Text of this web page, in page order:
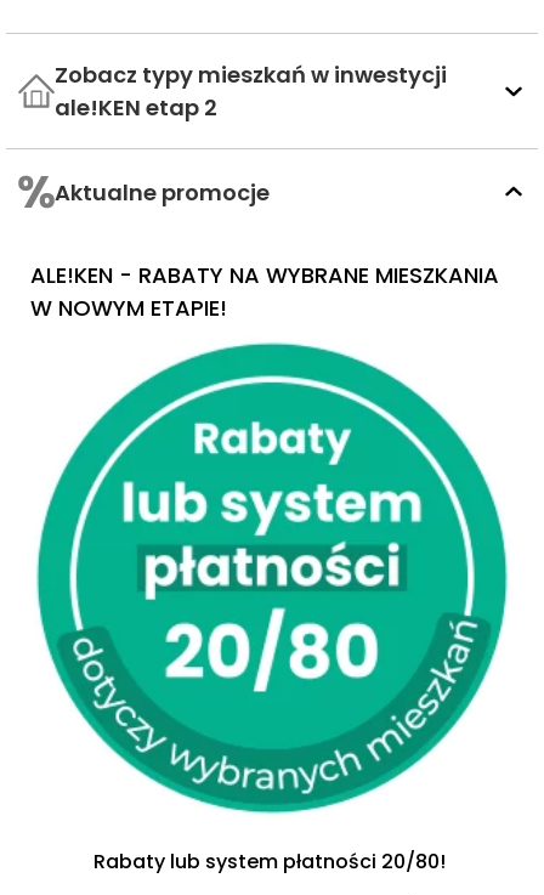
Zobacz typy mieszkań w inwestycji
ale!KEN etap 2
Aktualne promocje
ALE!KEN - RABATY NA WYBRANE MIESZKANIA
W NOWYM ETAPIE!
Rabaty lub system płatności 20/80!